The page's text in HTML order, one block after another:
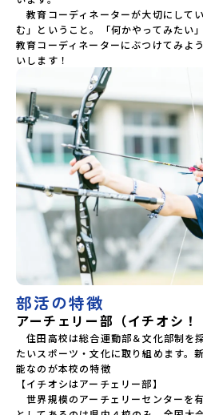
教育コーディネーターが大切にして
む」ということ。「何かやってみたい
教育コーディネーターにぶつけてみよ
いします！
部活の特徴
アーチェリー部（イチオシ！
住田高校は総合運動部＆文化部制を
たいスポーツ・文化に取り組めます。
能なのが本校の特徴
【イチオシはアーチェリー部】
世界規模のアーチェリーセンターを